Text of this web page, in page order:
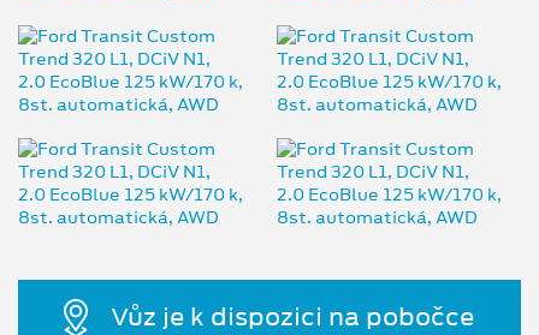
Vůz je k dispozici na pobočce